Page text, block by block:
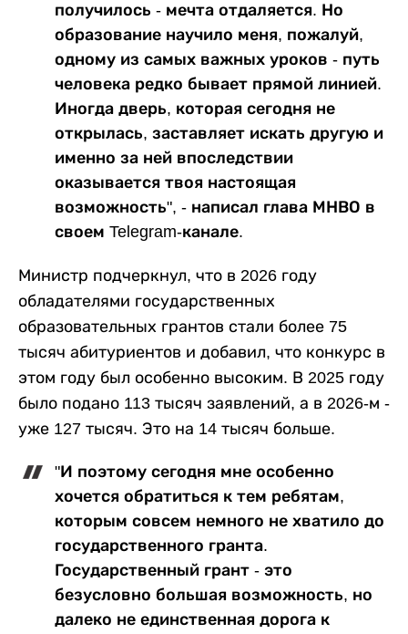
получилось - мечта отдаляется. Но
образование научило меня, пожалуй,
одному из самых важных уроков - путь
человека редко бывает прямой линией.
Иногда дверь, которая сегодня не
открылась, заставляет искать другую и
именно за ней впоследствии
оказывается твоя настоящая
возможность", - написал глава МНВО в
своем Telegram-канале.
Министр подчеркнул, что в 2026 году
обладателями государственных
образовательных грантов стали более 75
тысяч абитуриентов и добавил, что конкурс в
этом году был особенно высоким. В 2025 году
было подано 113 тысяч заявлений, а в 2026-м -
уже 127 тысяч. Это на 14 тысяч больше.
"И поэтому сегодня мне особенно
хочется обратиться к тем ребятам,
которым совсем немного не хватило до
государственного гранта.
Государственный грант - это
безусловно большая возможность, но
далеко не единственная дорога к